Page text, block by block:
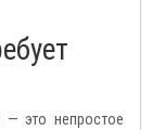
— это непростое